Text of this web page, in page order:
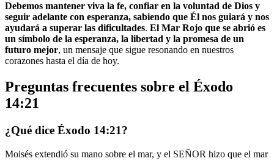
Debemos mantener viva la fe, confiar en la voluntad de Dios y
seguir adelante con esperanza, sabiendo que Él nos guiará y nos
ayudará a superar las dificultades. El Mar Rojo que se abrió es
un símbolo de la esperanza, la libertad y la promesa de un
futuro mejor, un mensaje que sigue resonando en nuestros
corazones hasta el día de hoy.
Preguntas frecuentes sobre el Éxodo
14:21
¿Qué dice Éxodo 14:21?
Moisés extendió su mano sobre el mar, y el SEÑOR hizo que el mar